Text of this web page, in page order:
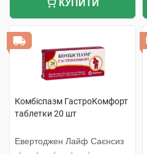
КУПИТИ
Комбіспазм ГастроКомфорт
таблетки 20 шт
Евертоджен Лайф Саєнсиз